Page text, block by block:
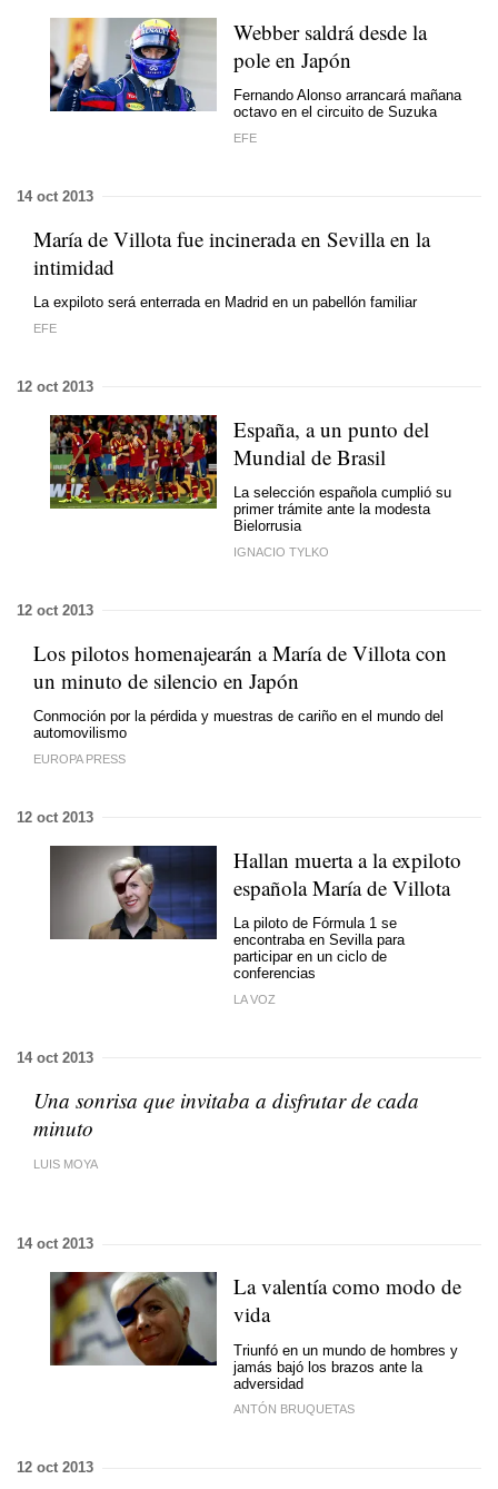
Webber saldrá desde la
pole en Japón
Fernando Alonso arrancará mañana
octavo en el circuito de Suzuka
EFE
14 oct 2013
María de Villota fue incinerada en Sevilla en la
intimidad
La expiloto será enterrada en Madrid en un pabellón familiar
EFE
12 oct 2013
España, a un punto del
Mundial de Brasil
La selección española cumplió su
primer trámite ante la modesta
Bielorrusia
IGNACIO TYLKO
12 oct 2013
Los pilotos homenajearán a María de Villota con
un minuto de silencio en Japón
Conmoción por la pérdida y muestras de cariño en el mundo del
automovilismo
EUROPA PRESS
12 oct 2013
Hallan muerta a la expiloto
española María de Villota
La piloto de Fórmula 1 se
encontraba en Sevilla para
participar en un ciclo de
conferencias
LA VOZ
14 oct 2013
Una sonrisa que invitaba a disfrutar de cada
minuto
LUIS MOYA
14 oct 2013
La valentía como modo de
vida
Triunfó en un mundo de hombres y
jamás bajó los brazos ante la
adversidad
ANTÓN BRUQUETAS
12 oct 2013